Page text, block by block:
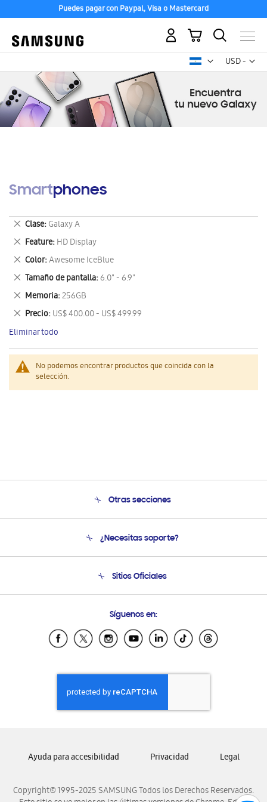
Puedes pagar con Paypal, Visa o Mastercard
USD -
dólar
Mi carrito
Smartphones
No podemos encontrar productos que coincida con la
selección.
Clase Galaxy A
Eliminar
este
artículo
Feature HD Display
Eliminar
este
artículo
Color Awesome IceBlue
Eliminar
este
artículo
Tamaño de pantalla 6.0" - 6.9"
Eliminar
este
artículo
Memoria 256GB
Eliminar
este
artículo
Precio US$ 400.00 - US$ 499.99
Eliminar
este
artículo
Eliminar todo
Otras secciones
Soporte
¿Necesitas soporte?
Soporte vía eMail
Sitios Oficiales
Samsung Ecuador
Samsung El Salvador
Samsung Honduras
Samsung Nicaragua
Samsung Panamá
Samsung Venezuela
Síguenos en:
Copyright© 1995-2025 SAMSUNG Todos los Derechos Reservados.
Ayuda para accesibilidad Privacidad Legal